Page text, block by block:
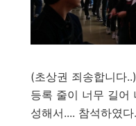
(초상권 죄송합니다..)
등록 줄이 너무 길어
성해서.... 참석하였다.